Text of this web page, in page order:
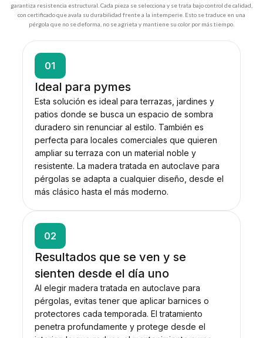
garantiza resistencia estructural. Cada pieza se selecciona y se trata bajo control de calidad,
con certificado que avala su durabilidad frente a la intemperie. Esto se traduce en una
pérgola que no se deforma, no se agrieta y mantiene su color por más tiempo.
01
Ideal para pymes
Esta solución es ideal para terrazas, jardines y
patios donde se busca un espacio de sombra
duradero sin renunciar al estilo. También es
perfecta para locales comerciales que quieren
ampliar su terraza con un material noble y
resistente. La madera tratada en autoclave para
pérgolas se adapta a cualquier diseño, desde el
más clásico hasta el más moderno.
02
Resultados que se ven y se
sienten desde el día uno
Al elegir madera tratada en autoclave para
pérgolas, evitas tener que aplicar barnices o
protectores cada temporada. El tratamiento
penetra profundamente y protege desde el